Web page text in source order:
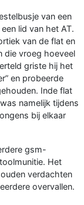
van een
lid van het AT.
van de flat en
die vroeg hoeveel
griste hij het
en probeerde
Inde flat
namelijk tijdens
bij elkaar
gsm-
Het
verdachten
overvallen.